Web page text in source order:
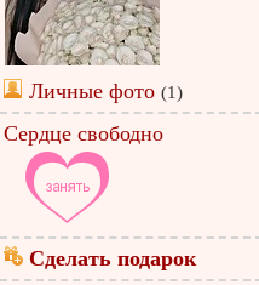
Личные фото (1)
Сердце свободно
Сделать подарок